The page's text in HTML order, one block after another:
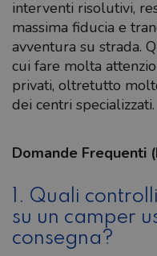
interventi risolutivi,
massima fiducia e
avventura su strada.
cui fare molta
privati, oltretutto
dei centri specializzati.
Domande Frequenti
1. Quali
su un camper
consegna?